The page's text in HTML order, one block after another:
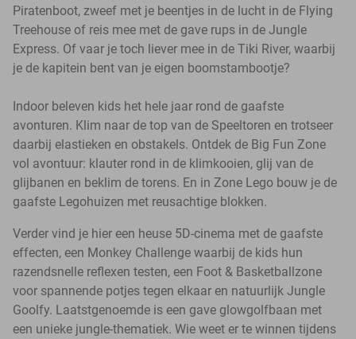
Piratenboot, zweef met je beentjes in de lucht in de Flying
Treehouse of reis mee met de gave rups in de Jungle
Express. Of vaar je toch liever mee in de Tiki River, waarbij
je de kapitein bent van je eigen boomstambootje?
Indoor beleven kids het hele jaar rond de gaafste
avonturen. Klim naar de top van de Speeltoren en trotseer
daarbij elastieken en obstakels. Ontdek de Big Fun Zone
vol avontuur: klauter rond in de klimkooien, glij van de
glijbanen en beklim de torens. En in Zone Lego bouw je de
gaafste Legohuizen met reusachtige blokken.
Verder vind je hier een heuse 5D-cinema met de gaafste
effecten, een Monkey Challenge waarbij de kids hun
razendsnelle reflexen testen, een Foot & Basketballzone
voor spannende potjes tegen elkaar en natuurlijk Jungle
Goolfy. Laatstgenoemde is een gave glowgolfbaan met
een unieke jungle-thematiek. Wie weet er te winnen tijdens